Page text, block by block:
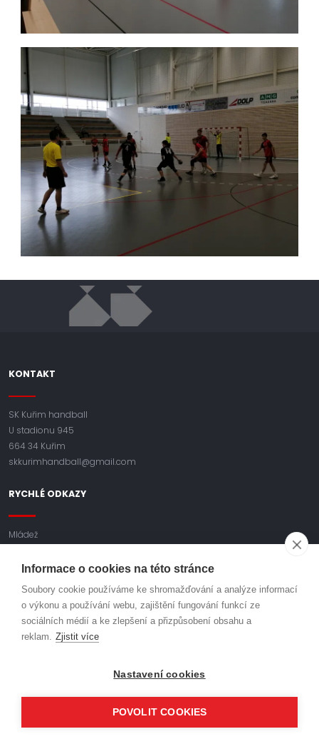
KONTAKT
SK Kuřim handball
U stadionu 945
664 34 Kuřim
skkurimhandball@gmail.com
RYCHLÉ ODKAZY
Mládež
Zpracování osobních údajů
BAVME SE HÁZENOU
Informace o cookies na této stránce
Soubory cookie používáme ke shromažďování a analýze informací
o výkonu a používání webu, zajištění fungování funkcí ze
sociálních médií a ke zlepšení a přizpůsobení obsahu a
reklam. Zjistit více
Nastavení cookies
POVOLIT COOKIES